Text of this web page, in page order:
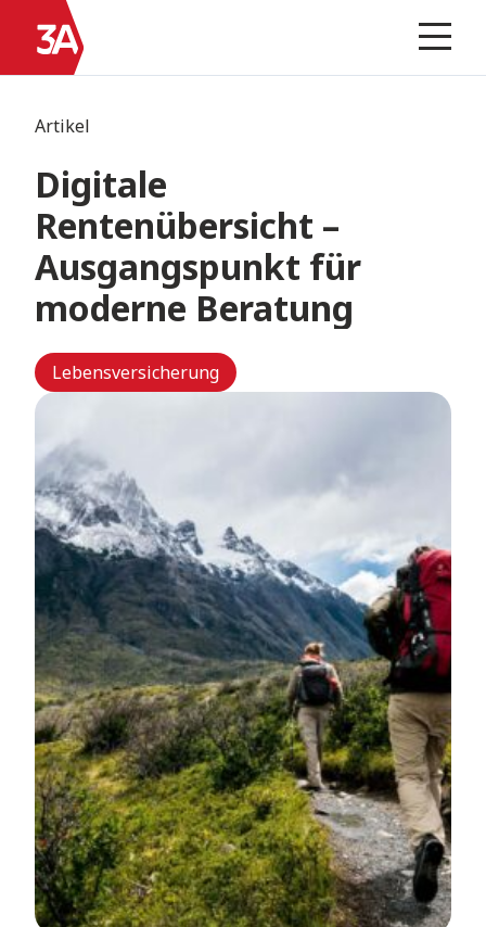
content
Homepage
Artikel
Digitale
Rentenübersicht –
Ausgangspunkt für
moderne Beratung
Lebensversicherung